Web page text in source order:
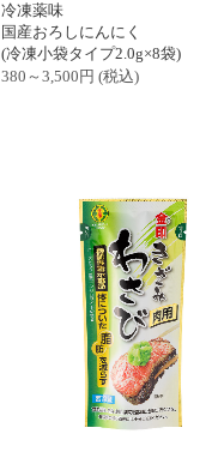
冷凍薬味
国産おろしにんにく
(冷凍小袋タイプ2.0g×8袋)
380～3,500 円 (税込)